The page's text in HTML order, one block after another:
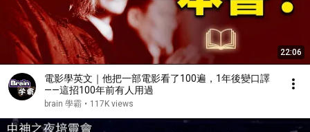
22:06
電影學英文｜他把一部電影看了100遍，1年後變口譯
——這招100年前有人用過
brain 學霸 • 117K views